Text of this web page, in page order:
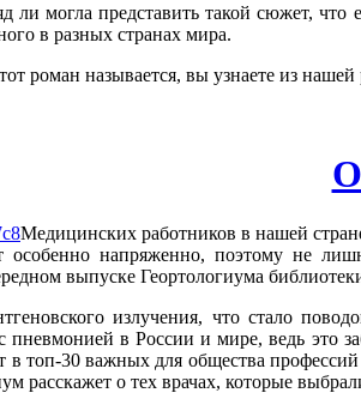
могла представить такой сюжет, что
в разных странах мира.
роман называется, вы узнаете из
Медицинских работников в нашей
особенно напряженно, поэтому не
выпуске Геортологиума
излучения, что стало
в России и мире, ведь это
в топ-30 важных для общества
расскажет о тех врачах, которые